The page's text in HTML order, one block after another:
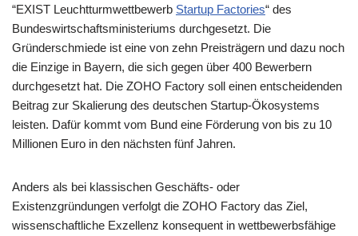
“EXIST Leuchtturmwettbewerb Startup Factories“ des
Bundeswirtschaftsministeriums durchgesetzt. Die
Gründerschmiede ist eine von zehn Preisträgern und dazu noch
die Einzige in Bayern, die sich gegen über 400 Bewerbern
durchgesetzt hat. Die ZOHO Factory soll einen entscheidenden
Beitrag zur Skalierung des deutschen Startup-Ökosystems
leisten. Dafür kommt vom Bund eine Förderung von bis zu 10
Millionen Euro in den nächsten fünf Jahren.
Anders als bei klassischen Geschäfts- oder
Existenzgründungen verfolgt die ZOHO Factory das Ziel,
wissenschaftliche Exzellenz konsequent in wettbewerbsfähige